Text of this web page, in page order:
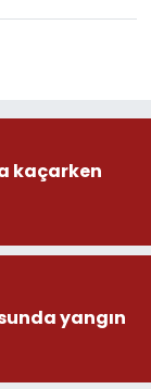
kaçarken
yangın